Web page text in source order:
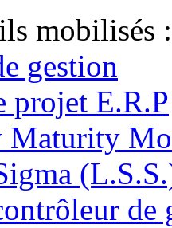
mobilisés :
gestion
projet E.R.P
Maturity
de